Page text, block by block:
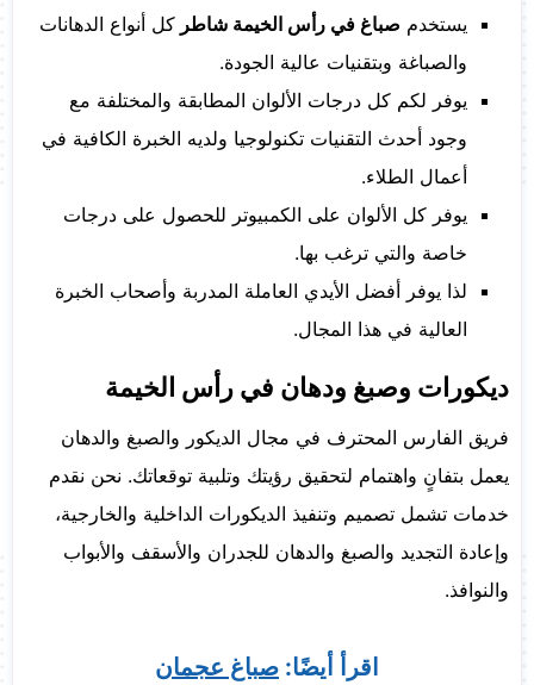
يستخدم صباغ في رأس الخيمة شاطر كل أنواع الدهانات
والصباغة وبتقنيات عالية الجودة.
يوفر لكم كل درجات الألوان المطابقة والمختلفة مع
وجود أحدث التقنيات تكنولوجيا ولديه الخبرة الكافية في
أعمال الطلاء.
يوفر كل الألوان على الكمبيوتر للحصول على درجات
خاصة والتي ترغب بها.
لذا يوفر أفضل الأيدي العاملة المدربة وأصحاب الخبرة
العالية في هذا المجال.
ديكورات وصبغ ودهان في رأس الخيمة
فريق الفارس المحترف في مجال الديكور والصبغ والدهان
يعمل بتفانٍ واهتمام لتحقيق رؤيتك وتلبية توقعاتك. نحن نقدم
خدمات تشمل تصميم وتنفيذ الديكورات الداخلية والخارجية،
وإعادة التجديد والصبغ والدهان للجدران والأسقف والأبواب
والنوافذ.
اقرأ أيضًا: صباغ عجمان